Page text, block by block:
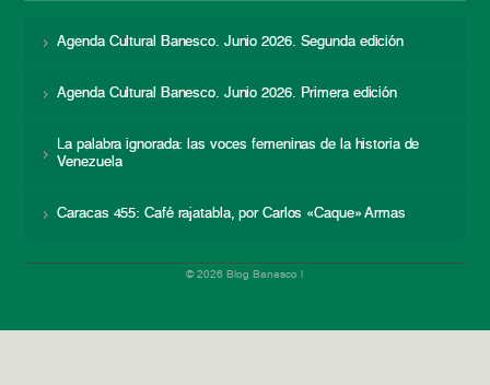
Agenda Cultural Banesco. Junio 2026. Segunda edición
Agenda Cultural Banesco. Junio 2026. Primera edición
La palabra ignorada: las voces femeninas de la historia de
Venezuela
Caracas 455: Café rajatabla, por Carlos «Caque» Armas
© 2026 Blog Banesco |